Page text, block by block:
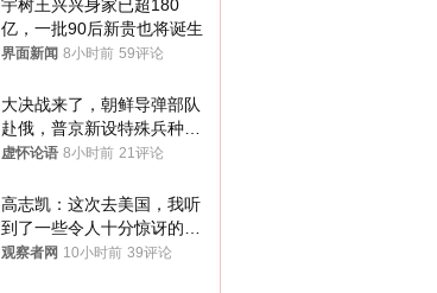
宇树王兴兴身家已超180
亿，一批90后新贵也将诞生
界面新闻 8小时前 59评论
大决战来了，朝鲜导弹部队
赴俄，普京新设特殊兵种，
76岁老将扛旗
虚怀论语 8小时前 21评论
高志凯：这次去美国，我听
到了一些令人十分惊讶的消
息
观察者网 10小时前 39评论